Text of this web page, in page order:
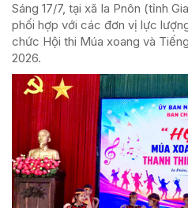
Sáng 17/7, tại xã Ia Pnôn (tỉnh
phối hợp với các đơn vị lực
chức Hội thi Múa xoang và
2026.